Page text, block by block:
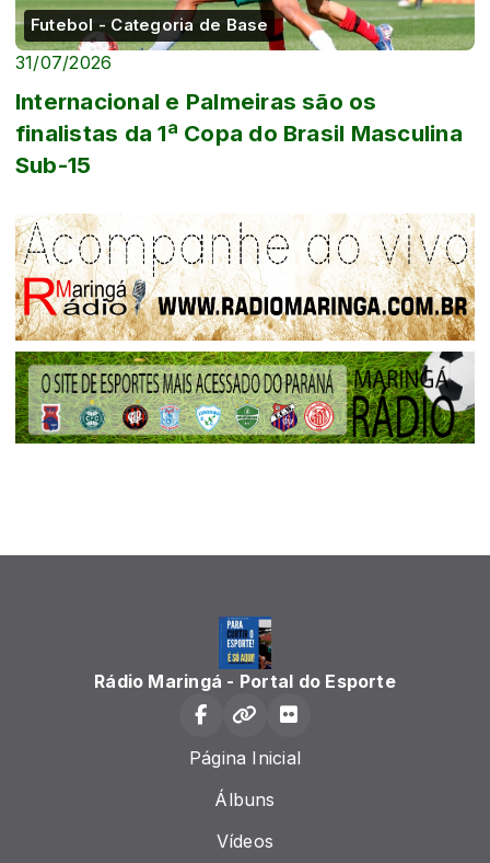
Futebol - Categoria de Base
31/07/2026
Internacional e Palmeiras são os
finalistas da 1ª Copa do Brasil Masculina
Sub-15
Rádio Maringá - Portal do Esporte
Página Inicial
Álbuns
Vídeos